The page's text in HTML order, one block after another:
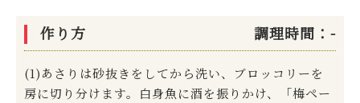
作り方 調理時間：-
(1)あさりは砂抜きをしてから洗い、ブロッコリーを
房に切り分けます。白身魚に酒を振りかけ、「梅ペー